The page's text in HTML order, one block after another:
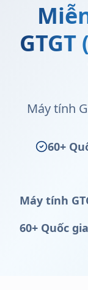
Máy tính
60+
Máy tính
60+ Quốc